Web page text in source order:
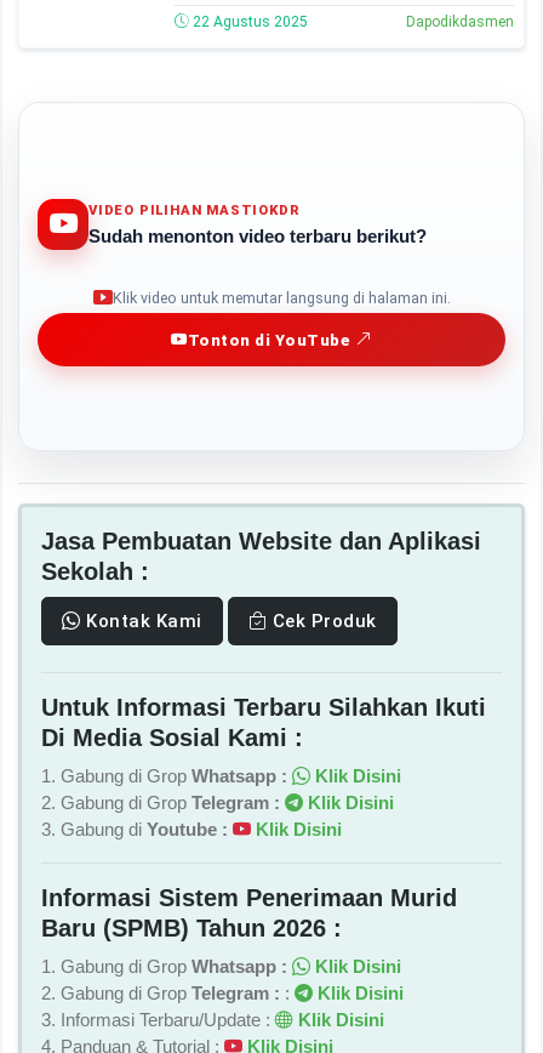
22 Agustus 2025 Dapodikdasmen
VIDEO PILIHAN MASTIOKDR
Sudah menonton video terbaru berikut?
Klik video untuk memutar langsung di halaman ini.
Tonton di YouTube
Jasa Pembuatan Website dan Aplikasi
Sekolah :
Kontak Kami Cek Produk
Untuk Informasi Terbaru Silahkan Ikuti
Di Media Sosial Kami :
1. Gabung di Grop Whatsapp :
Klik Disini
2. Gabung di Grop Telegram :
Klik Disini
3. Gabung di Youtube : Klik Disini
Informasi Sistem Penerimaan Murid
Baru (SPMB) Tahun 2026 :
1. Gabung di Grop Whatsapp :
Klik Disini
2. Gabung di Grop Telegram : :
Klik Disini
3. Informasi Terbaru/Update :
Klik Disini
4. Panduan & Tutorial :
Klik Disini